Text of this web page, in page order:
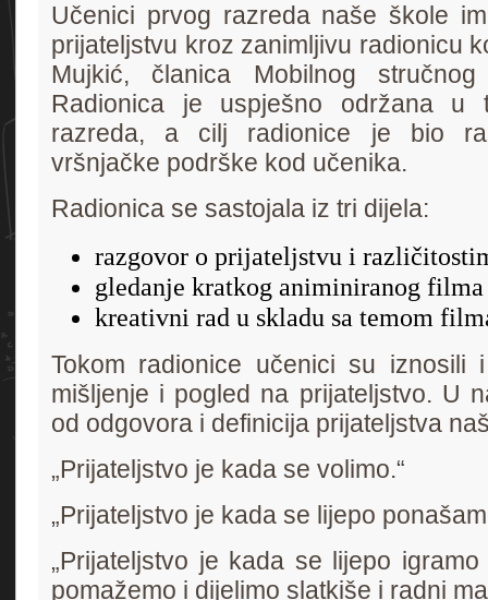
Učenici prvog razreda naše škole
prijateljstvu kroz zanimljivu radionicu
Mujkić, članica Mobilnog
Radionica je uspješno održana u
razreda, a cilj radionice je bio
vršnjačke podrške kod učenika.
Radionica se sastojala iz tri dijela:
razgovor o prijateljstvu i
gledanje kratkog animiniranog
kreativni rad u skladu sa temom
Tokom radionice učenici su iznosili
mišljenje i pogled na prijateljstvo. U
od odgovora i definicija prijateljstva
„Prijateljstvo je kada se volimo.“
„Prijateljstvo je kada se lijepo
„Prijateljstvo je kada se lijepo
pomažemo i dijelimo slatkiše i radni